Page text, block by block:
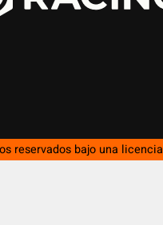
reservados bajo una licencia